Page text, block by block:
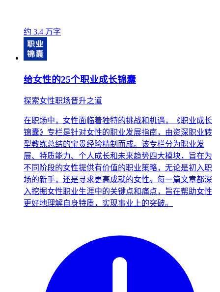
约 3.4 万字
给女性的25个职业成长锦囊
探索女性职场晋升之道
在职场中，女性面临着独特的挑战和机遇，《职业成长
锦囊》专栏是针对女性的职业发展指南，由资深职业转
型教练总结的宝贵经验精制而成。该专栏分为职业发
展、特质能力、个人成长和未来趋势四大模块，旨在为
不同阶段的女性提供有价值的职业策略，无论是初入职
场的新手，还是寻求更高成就的女性。每一篇文章都深
入挖掘女性职业生涯中的关键点和痛点，旨在帮助女性
更好地理解自身特质，实现事业上的突破。